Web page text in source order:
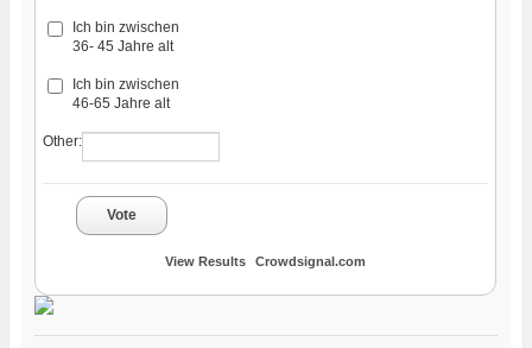
Ich bin zwischen
36- 45 Jahre alt
Ich bin zwischen
46-65 Jahre alt
Other:
Vote
View Results Crowdsignal.com